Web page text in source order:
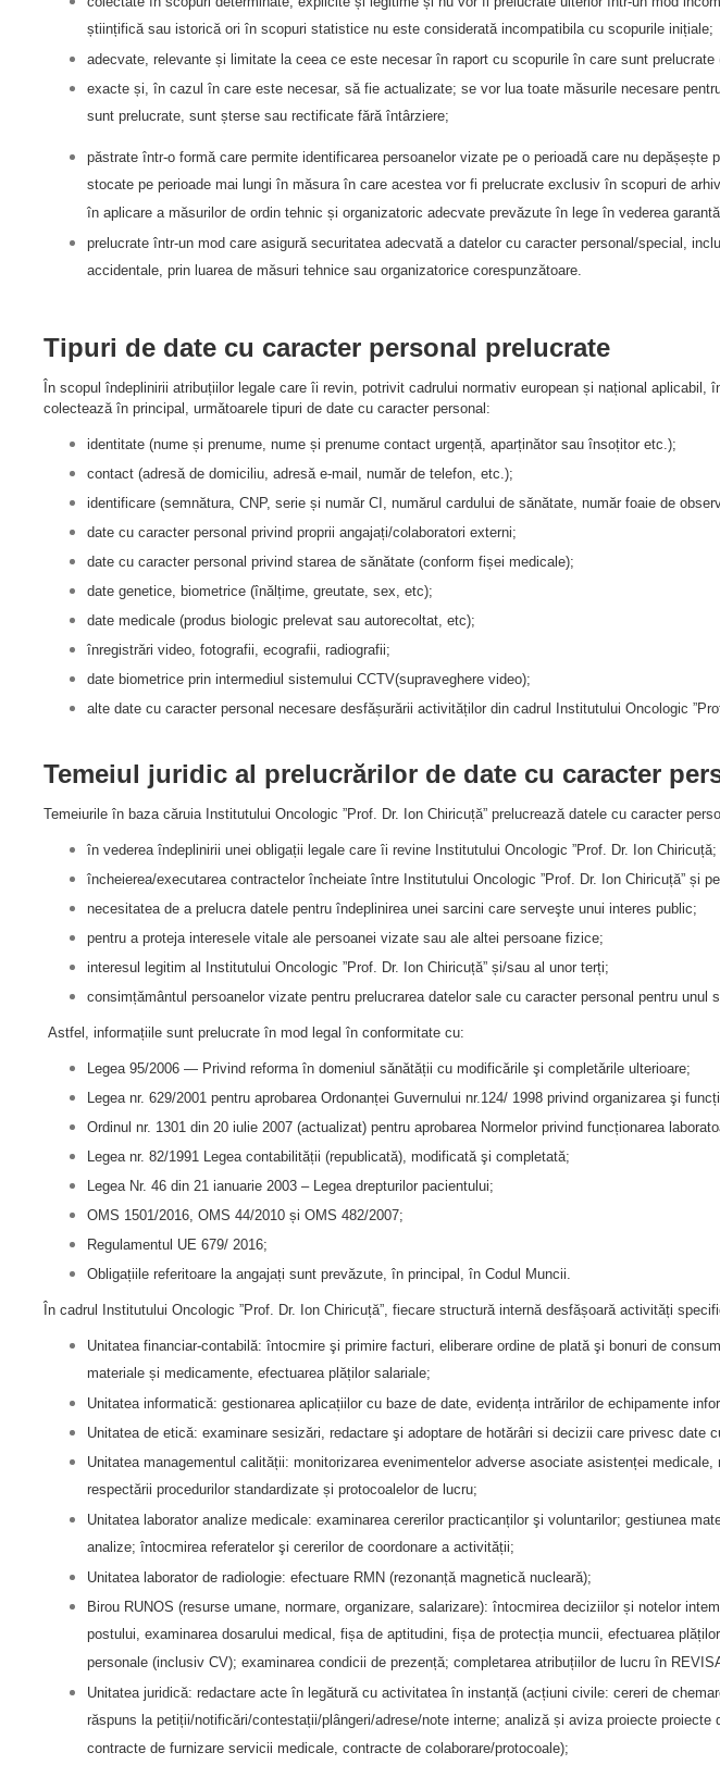
științifică sau istorică ori în scopuri statistice nu este considerată incompatibila cu scopurile inițiale;
adecvate, relevante și limitate la ceea ce este necesar în raport cu scopurile în care sunt prelucrate
exacte și, în cazul în care este necesar, să fie actualizate; se vor lua toate măsurile necesare
sunt prelucrate, sunt șterse sau rectificate fără întârziere;
păstrate într-o formă care permite identificarea persoanelor vizate pe o perioadă care nu
stocate pe perioade mai lungi în măsura în care acestea vor fi prelucrate exclusiv în scopuri de
în aplicare a măsurilor de ordin tehnic și organizatoric adecvate prevăzute în lege în vederea
prelucrate într-un mod care asigură securitatea adecvată a datelor cu caracter personal/special,
accidentale, prin luarea de măsuri tehnice sau organizatorice corespunzătoare.
Tipuri de date cu caracter personal prelucrate
În scopul îndeplinirii atribuțiilor legale care îi revin, potrivit cadrului normativ european și național
colectează în principal, următoarele tipuri de date cu caracter personal:
identitate (nume și prenume, nume și prenume contact urgență, aparținător sau însoțitor etc.);
contact (adresă de domiciliu, adresă e-mail, număr de telefon, etc.);
identificare (semnătura, CNP, serie și număr CI, numărul cardului de sănătate, număr foaie de
date cu caracter personal privind proprii angajați/colaboratori externi;
date cu caracter personal privind starea de sănătate (conform fișei medicale);
date genetice, biometrice (înălțime, greutate, sex, etc);
date medicale (produs biologic prelevat sau autorecoltat, etc);
înregistrări video, fotografii, ecografii, radiografii;
date biometrice prin intermediul sistemului CCTV(supraveghere video);
alte date cu caracter personal necesare desfășurării activităților din cadrul Institutului Oncologic
Temeiul juridic al prelucrărilor de date cu caracter
Temeiurile în baza căruia Institutului Oncologic ”Prof. Dr. Ion Chiricuță” prelucrează datele cu caracter
în vederea îndeplinirii unei obligații legale care îi revine Institutului Oncologic ”Prof. Dr. Ion Chiricuță;
încheierea/executarea contractelor încheiate între Institutului Oncologic ”Prof. Dr. Ion Chiricuță” și
necesitatea de a prelucra datele pentru îndeplinirea unei sarcini care serveşte unui interes public;
pentru a proteja interesele vitale ale persoanei vizate sau ale altei persoane fizice;
interesul legitim al Institutului Oncologic ”Prof. Dr. Ion Chiricuță” și/sau al unor terți;
consimțământul persoanelor vizate pentru prelucrarea datelor sale cu caracter personal pentru unul
Astfel, informațiile sunt prelucrate în mod legal în conformitate cu:
Legea 95/2006 — Privind reforma în domeniul sănătății cu modificările şi completările ulterioare;
Legea nr. 629/2001 pentru aprobarea Ordonanței Guvernului nr.124/ 1998 privind organizarea şi
Ordinul nr. 1301 din 20 iulie 2007 (actualizat) pentru aprobarea Normelor privind funcționarea
Legea nr. 82/1991 Legea contabilității (republicată), modificată şi completată;
Legea Nr. 46 din 21 ianuarie 2003 – Legea drepturilor pacientului;
OMS 1501/2016, OMS 44/2010 și OMS 482/2007;
Regulamentul UE 679/ 2016;
Obligațiile referitoare la angajați sunt prevăzute, în principal, în Codul Muncii.
În cadrul Institutului Oncologic ”Prof. Dr. Ion Chiricuță”, fiecare structură internă desfășoară activități
Unitatea financiar-contabilă: întocmire şi primire facturi, eliberare ordine de plată şi bonuri de
materiale și medicamente, efectuarea plăților salariale;
Unitatea informatică: gestionarea aplicațiilor cu baze de date, evidența intrărilor de echipamente
Unitatea de etică: examinare sesizări, redactare şi adoptare de hotărâri si decizii care privesc date
Unitatea managementul calității: monitorizarea evenimentelor adverse asociate asistenței
respectării procedurilor standardizate și protocoalelor de lucru;
Unitatea laborator analize medicale: examinarea cererilor practicanților şi voluntarilor; gestiunea
analize; întocmirea referatelor şi cererilor de coordonare a activității;
Unitatea laborator de radiologie: efectuare RMN (rezonanță magnetică nucleară);
Birou RUNOS (resurse umane, normare, organizare, salarizare): întocmirea deciziilor și notelor
postului, examinarea dosarului medical, fișa de aptitudini, fișa de protecția muncii, efectuarea
personale (inclusiv CV); examinarea condicii de prezență; completarea atribuțiilor de lucru în
Unitatea juridică: redactare acte în legătură cu activitatea în instanță (acțiuni civile: cereri de
răspuns la petiții/notificări/contestații/plângeri/adrese/note interne; analiză și aviza proiecte
contracte de furnizare servicii medicale, contracte de colaborare/protocoale);